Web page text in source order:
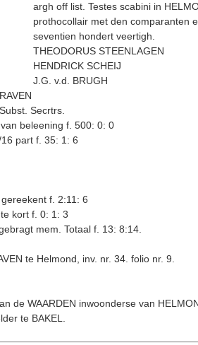
argh off list. Testes scabini in
prothocollair met den comparanten
seventien hondert veertigh.
THEODORUS STEENLAGEN
HENDRICK SCHEIJ
J.G. v.d. BRUGH
Secrtrs.
beleening f. 500: 0: 0
part f. 35: 1: 6
f. 2:11: 6
kort f. 0: 1: 3
mem. Totaal f. 13: 8:14.
te Helmond, inv. nr. 34. folio nr. 9.
de WAARDEN inwoonderse van
te BAKEL.